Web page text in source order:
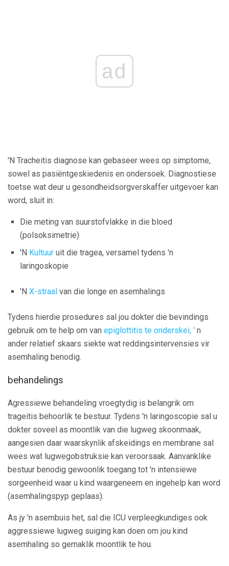
ad
'N Tracheitis diagnose kan gebaseer wees op simptome,
sowel as pasiëntgeskiedenis en ondersoek. Diagnostiese
toetse wat deur u gesondheidsorgverskaffer uitgevoer kan
word, sluit in:
Die meting van suurstofvlakke in die bloed
(polsoksimetrie)
'N Kultuur uit die tragea, versamel tydens 'n
laringoskopie
'N X-straal van die longe en asemhalings
Tydens hierdie prosedures sal jou dokter die bevindings
gebruik om te help om van epiglottitis te onderskei, ' n
ander relatief skaars siekte wat reddingsintervensies vir
asemhaling benodig.
behandelings
Agressiewe behandeling vroegtydig is belangrik om
trageitis behoorlik te bestuur. Tydens 'n laringoscopie sal u
dokter soveel as moontlik van die lugweg skoonmaak,
aangesien daar waarskynlik afskeidings en membrane sal
wees wat lugwegobstruksie kan veroorsaak. Aanvanklike
bestuur benodig gewoonlik toegang tot 'n intensiewe
sorgeenheid waar u kind waargeneem en ingehelp kan word
(asemhalingspyp geplaas).
As jy 'n asembuis het, sal die ICU verpleegkundiges ook
aggressiewe lugweg suiging kan doen om jou kind
asemhaling so gemaklik moontlik te hou.